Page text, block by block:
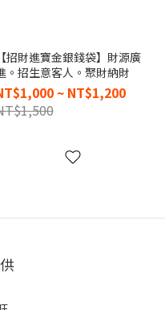
【招財進寶金銀錢袋】財源廣
。招生意客人。聚財納財
~ NT$1,200